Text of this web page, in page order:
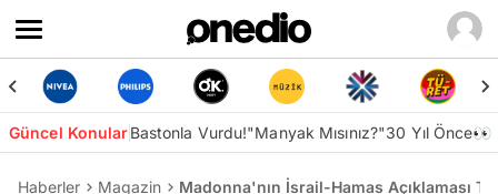
Güncel KonularBastonla Vurdu!"Manyak Mısınız?"30 Yıl Önce👀
Haberler Magazin Madonna'nın İsrail-Hamas Açıklaması